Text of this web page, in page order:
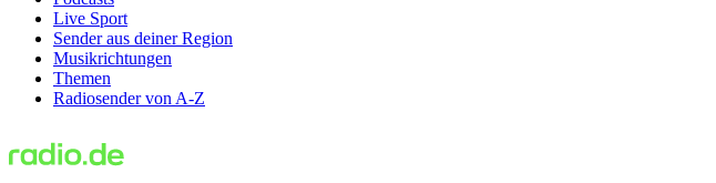
Live Sport
Sender aus deiner Region
Musikrichtungen
Themen
Radiosender von A-Z